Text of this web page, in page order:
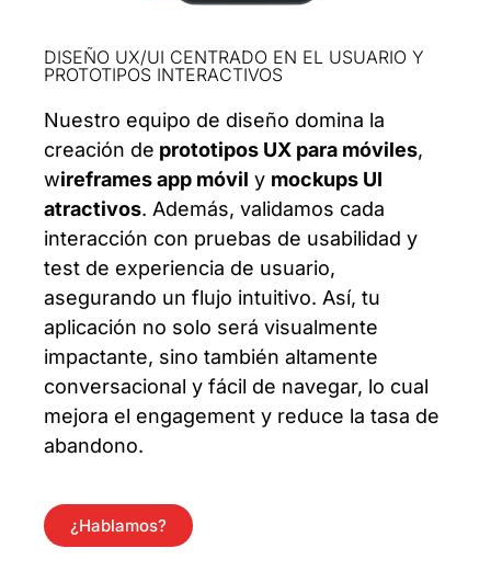
DISEÑO UX/UI CENTRADO EN EL USUARIO Y
PROTOTIPOS INTERACTIVOS
Nuestro equipo de diseño domina la
creación de prototipos UX para móviles,
wireframes app móvil y mockups UI
atractivos. Además, validamos cada
interacción con pruebas de usabilidad y
test de experiencia de usuario,
asegurando un flujo intuitivo. Así, tu
aplicación no solo será visualmente
impactante, sino también altamente
conversacional y fácil de navegar, lo cual
mejora el engagement y reduce la tasa de
abandono.
¿Hablamos?